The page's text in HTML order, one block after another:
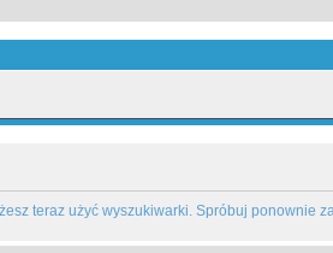
teraz użyć wyszukiwarki. Spróbuj ponownie